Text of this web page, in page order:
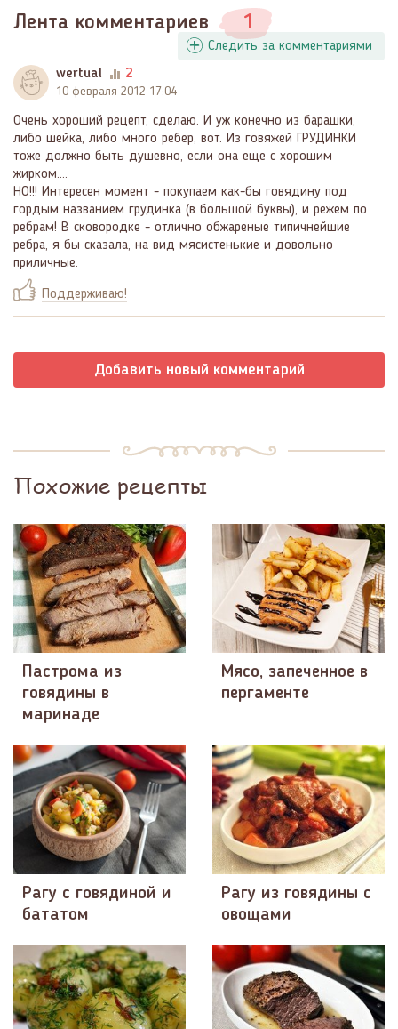
Лента комментариев 1
Следить за комментариями
wertual
2
10 февраля 2012 17:04
Очень хороший рецепт, сделаю. И уж конечно из барашки,
либо шейка, либо много ребер, вот. Из говяжей ГРУДИНКИ
тоже должно быть душевно, если она еще с хорошим
жирком....
НО!!! Интересен момент - покупаем как-бы говядину под
гордым названием грудинка (в большой буквы), и режем по
ребрам! В сковородке - отлично обжареные типичнейшие
ребра, я бы сказала, на вид мясистенькие и довольно
приличные.
Поддерживаю!
Добавить новый комментарий
Похожие рецепты
Пастрома из
говядины в
маринаде
Мясо, запеченное в
пергаменте
Рагу с говядиной и
бататом
Рагу из говядины с
овощами